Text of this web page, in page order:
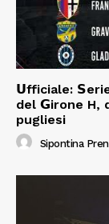
𝗨fficiale:
del 𝗚irone H,
pugliesi
Sipontina